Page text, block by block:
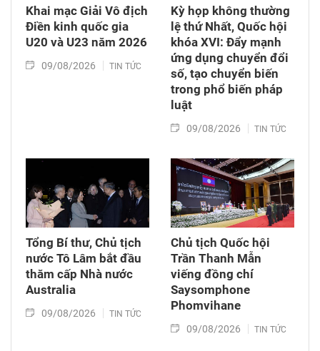
Khai mạc Giải Vô địch
Điền kinh quốc gia
U20 và U23 năm 2026
09/08/2026 TIN TỨC
Kỳ họp không thường
lệ thứ Nhất, Quốc hội
khóa XVI: Đẩy mạnh
ứng dụng chuyển đổi
số, tạo chuyển biến
trong phổ biến pháp
luật
09/08/2026 TIN TỨC
Tổng Bí thư, Chủ tịch
nước Tô Lâm bắt đầu
thăm cấp Nhà nước
Australia
09/08/2026 TIN TỨC
Chủ tịch Quốc hội
Trần Thanh Mẫn
viếng đồng chí
Saysomphone
Phomvihane
09/08/2026 TIN TỨC